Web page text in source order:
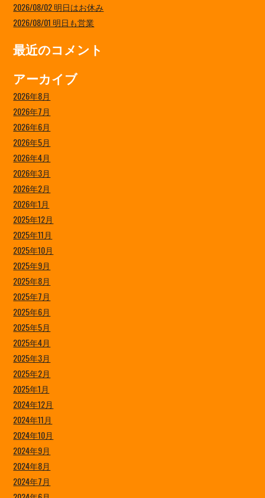
2026/08/02 明日はお休み
2026/08/01 明日も営業
最近のコメント
アーカイブ
2026年8月
2026年7月
2026年6月
2026年5月
2026年4月
2026年3月
2026年2月
2026年1月
2025年12月
2025年11月
2025年10月
2025年9月
2025年8月
2025年7月
2025年6月
2025年5月
2025年4月
2025年3月
2025年2月
2025年1月
2024年12月
2024年11月
2024年10月
2024年9月
2024年8月
2024年7月